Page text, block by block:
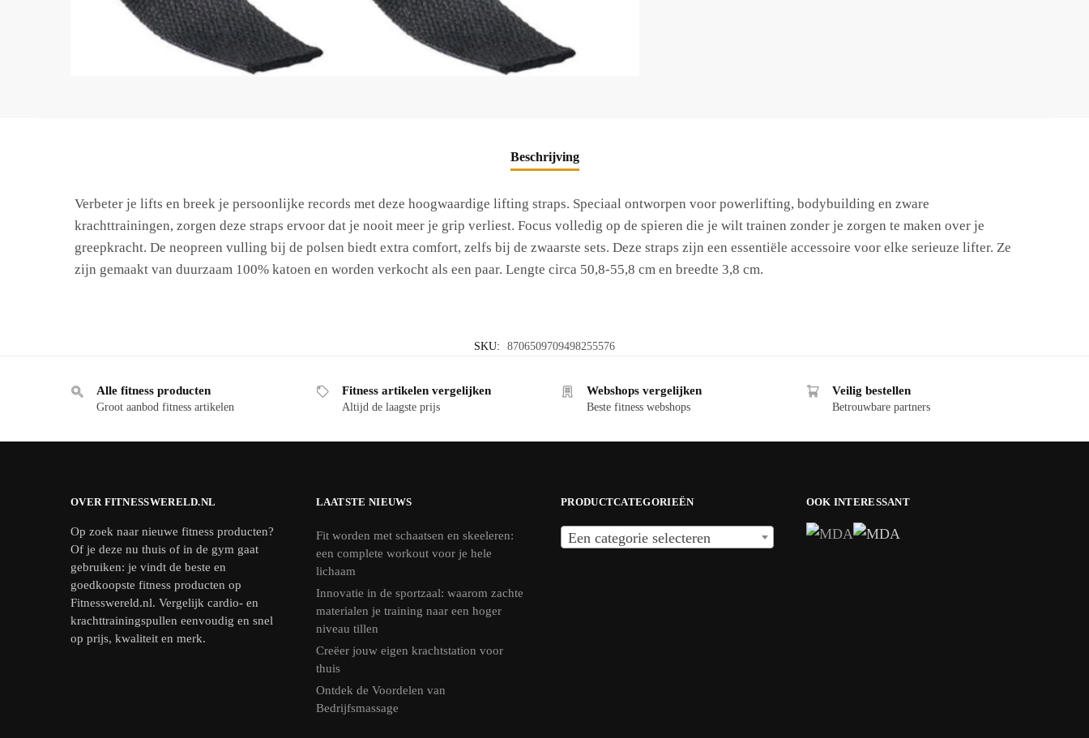
Beschrijving
Verbeter je lifts en breek je persoonlijke records met deze hoogwaardige lifting straps. Speciaal ontworpen voor powerlifting, bodybuilding en zware
krachttrainingen, zorgen deze straps ervoor dat je nooit meer je grip verliest. Focus volledig op de spieren die je wilt trainen zonder je zorgen te maken over je
greepkracht. De neopreen vulling bij de polsen biedt extra comfort, zelfs bij de zwaarste sets. Deze straps zijn een essentiële accessoire voor elke serieuze lifter. Ze
zijn gemaakt van duurzaam 100% katoen en worden verkocht als een paar. Lengte circa 50,8-55,8 cm en breedte 3,8 cm.
SKU: 8706509709498255576
Alle fitness producten
Groot aanbod fitness artikelen
Fitness artikelen vergelijken
Altijd de laagste prijs
Webshops vergelijken
Beste fitness webshops
Veilig bestellen
Betrouwbare partners
OVER FITNESSWERELD.NL
Op zoek naar nieuwe fitness producten?
Of je deze nu thuis of in de gym gaat
gebruiken: je vindt de beste en
goedkoopste fitness producten op
Fitnesswereld.nl. Vergelijk cardio- en
krachttrainingspullen eenvoudig en snel
op prijs, kwaliteit en merk.
LAATSTE NIEUWS
Fit worden met schaatsen en skeeleren:
een complete workout voor je hele
lichaam
Innovatie in de sportzaal: waarom zachte
materialen je training naar een hoger
niveau tillen
Creëer jouw eigen krachtstation voor
thuis
Ontdek de Voordelen van
Bedrijfsmassage
PRODUCTCATEGORIEËN
Een categorie selecteren
OOK INTERESSANT